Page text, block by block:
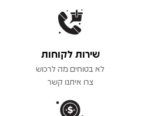
שירות לקוחות
לא בטוחים מה לרכוש
צרו איתנו קשר